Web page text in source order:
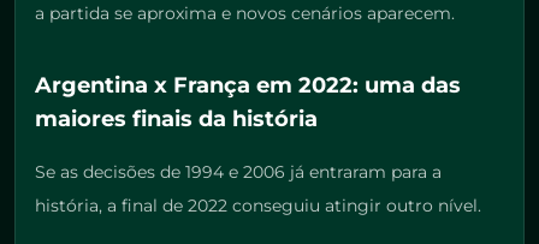
a partida se aproxima e novos cenários aparecem.
Argentina x França em 2022: uma das
maiores finais da história
Se as decisões de 1994 e 2006 já entraram para a
história, a final de 2022 conseguiu atingir outro nível.